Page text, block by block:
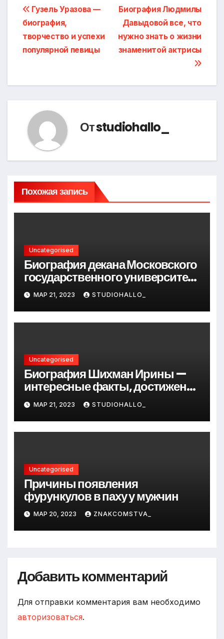
Навигация
по
записям
Биография Людмилы
Давыдовой все, что
нужно знать о жизни
знаменитой актрисы
Гузель Уразова —
биография,
творчество и успехи
популярной певицы
Отstudiohallo_
Похожая запись
Uncategorised
Биография декана Московского
государственного университета
Андрея Сидорова — от студента
до руководителя
МАР 21, 2023 STUDIOHALLO_
Uncategorised
Биография Шихман Ирины —
интересные факты, достижения
и путь к успеху
МАР 21, 2023 STUDIOHALLO_
Uncategorised
Причины появления
фурункулов в паху у мужчин
МАР 20, 2023 ZNAKCOMSTVA_
Добавить комментарий
Для отправки комментария вам необходимо
авторизоваться.